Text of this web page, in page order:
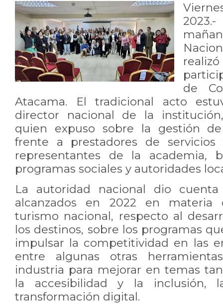
de
Atacama. El tradicional acto
director nacional de la
quien expuso sobre la gestión
frente a prestadores de servicios
representantes de la academia,
programas sociales y autoridades
La autoridad nacional dio
alcanzados en 2022 en
turismo nacional, respecto al
los destinos, sobre los programas
impulsar la competitividad en las
entre algunas otras
industria para mejorar en temas
la accesibilidad y la inclusión,
transformación digital.